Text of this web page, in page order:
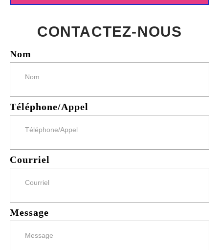
CONTACTEZ-NOUS
Nom
Téléphone/Appel
Courriel
Message